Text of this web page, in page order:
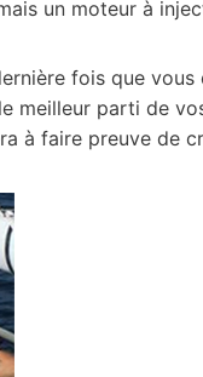
un moteur à
fois que
meilleur parti de
à faire preuve de